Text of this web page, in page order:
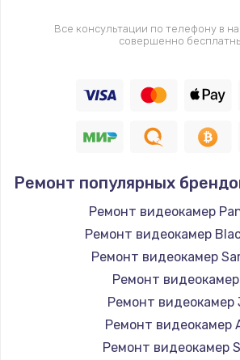
Все консультации по телефону в
совершенно
Ремонт популярных
Ремонт видеокамер
Ремонт видеокамер
Ремонт видеокамер
Ремонт видеокамер
Ремонт видеокамер
Ремонт видеокамер
Ремонт видеокамер